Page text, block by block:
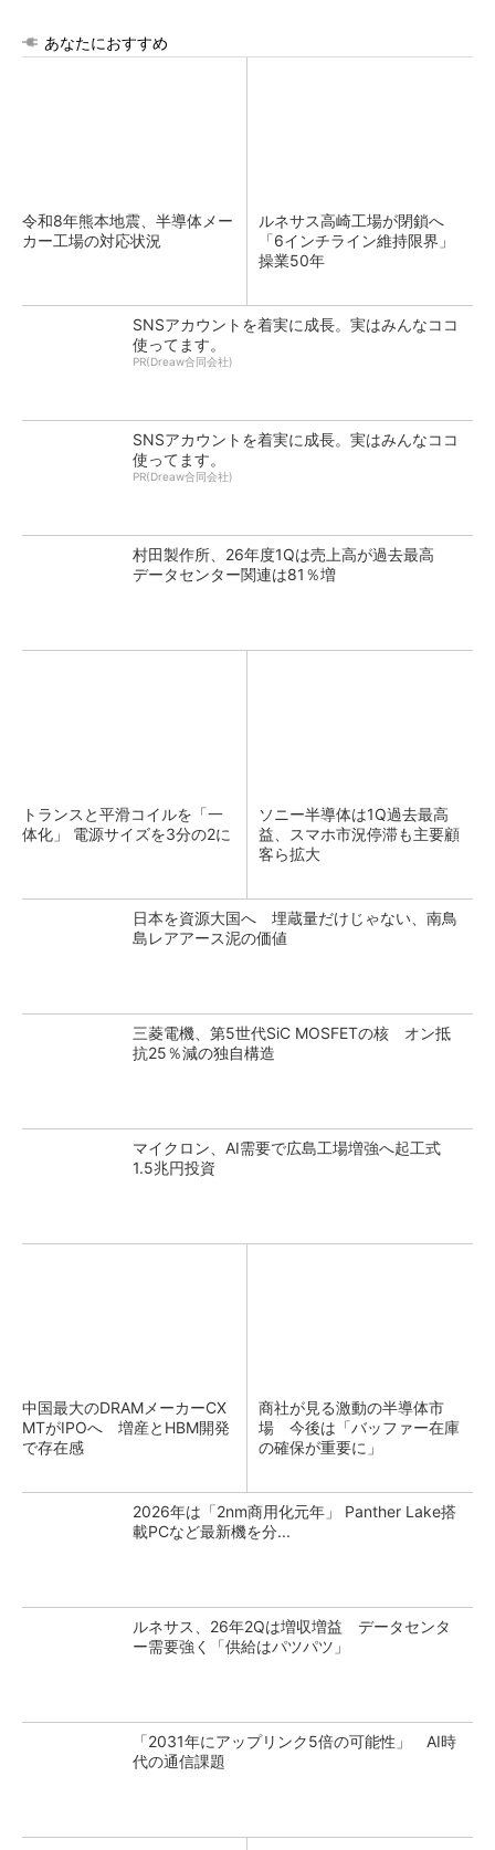
あなたにおすすめ
令和8年熊本地震、半導体メー
カー工場の対応状況
ルネサス高崎工場が閉鎖へ
「6インチライン維持限界」
操業50年
SNSアカウントを着実に成長。実はみんなココ
使ってます。
PR(Dreaw合同会社)
SNSアカウントを着実に成長。実はみんなココ
使ってます。
PR(Dreaw合同会社)
村田製作所、26年度1Qは売上高が過去最高
データセンター関連は81％増
トランスと平滑コイルを「一
体化」 電源サイズを3分の2に
ソニー半導体は1Q過去最高
益、スマホ市況停滞も主要顧
客ら拡大
日本を資源大国へ 埋蔵量だけじゃない、南鳥
島レアアース泥の価値
三菱電機、第5世代SiC MOSFETの核 オン抵
抗25％減の独自構造
マイクロン、AI需要で広島工場増強へ起工式
1.5兆円投資
中国最大のDRAMメーカーCX
MTがIPOへ 増産とHBM開発
で存在感
商社が見る激動の半導体市
場 今後は「バッファー在庫
の確保が重要に」
2026年は「2nm商用化元年」 Panther Lake搭
載PCなど最新機を分...
ルネサス、26年2Qは増収増益 データセンタ
ー需要強く「供給はパツパツ」
「2031年にアップリンク5倍の可能性」 AI時
代の通信課題